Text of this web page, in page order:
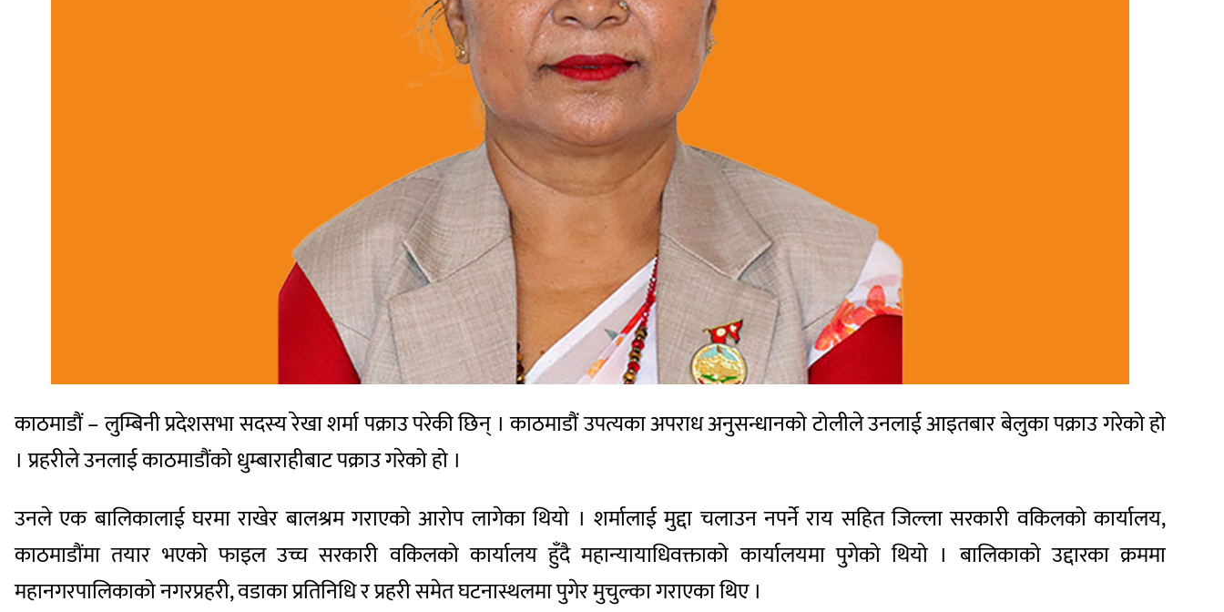
काठमाडौं – लुम्बिनी प्रदेशसभा सदस्य रेखा शर्मा पक्राउ परेकी छिन् । काठमाडौं उपत्यका अपराध अनुसन्धानको टोलीले उनलाई आइतबार बेलुका पक्राउ गरेको हो
। प्रहरीले उनलाई काठमाडौंको धुम्बाराहीबाट पक्राउ गरेको हो ।
उनले एक बालिकालाई घरमा राखेर बालश्रम गराएकाे आरोप लागेका थियो । शर्मालाई मुद्दा चलाउन नपर्ने राय सहित जिल्ला सरकारी वकिलको कार्यालय,
काठमाडौंमा तयार भएको फाइल उच्च सरकारी वकिलको कार्यालय हुँदै महान्यायाधिवक्ताको कार्यालयमा पुगेको थियो । बालिकाको उद्दारका क्रममा
महानगरपालिकाको नगरप्रहरी, वडाका प्रतिनिधि र प्रहरी समेत घटनास्थलमा पुगेर मुचुल्का गराएका थिए ।